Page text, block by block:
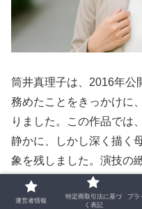
筒井真理子は、2016年公
務めたことをきっかけに
りました。この作品では
静かに、しかし深く描く
象を残しました。演技の
され、国内外の映画賞で
運営者情報
特定商取引法に基づ
く表記
プラ